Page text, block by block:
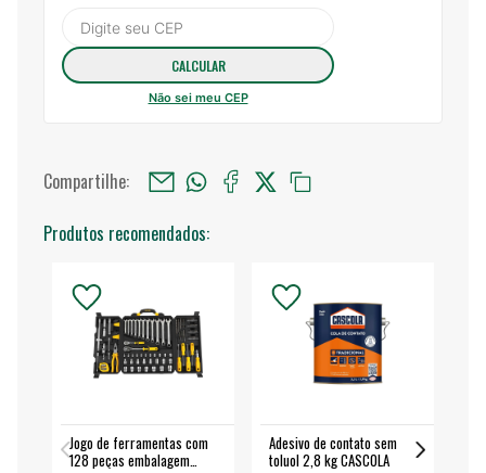
Não sei meu CEP
Compartilhe:
Produtos recomendados:
Jogo de ferramentas com
128 peças embalagem
Adesivo de contato sem
toluol 2,8 kg CASCOLA